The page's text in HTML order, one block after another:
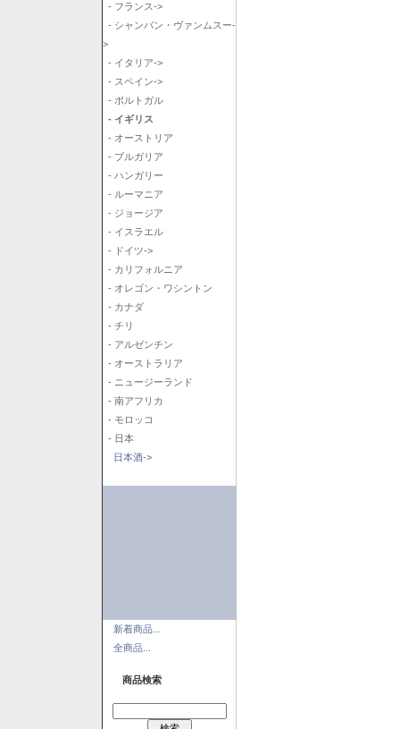
- フランス->
- シャンパン・ヴァンムスー-
>
- イタリア->
- スペイン->
- ポルトガル
- イギリス
- オーストリア
- ブルガリア
- ハンガリー
- ルーマニア
- ジョージア
- イスラエル
- ドイツ->
- カリフォルニア
- オレゴン・ワシントン
- カナダ
- チリ
- アルゼンチン
- オーストラリア
- ニュージーランド
- 南アフリカ
- モロッコ
- 日本
日本酒->
新着商品...
全商品...
商品検索